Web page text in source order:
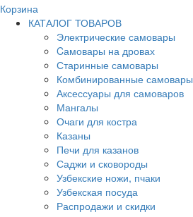
Корзина
КАТАЛОГ ТОВАРОВ
Электрические самовары
Cамовары на дровах
Старинные самовары
Комбинированные самовары
Аксессуары для самоваров
Мангалы
Очаги для костра
Казаны
Печи для казанов
Саджи и сковороды
Узбекские ножи, пчаки
Узбекская посуда
Распродажи и скидки